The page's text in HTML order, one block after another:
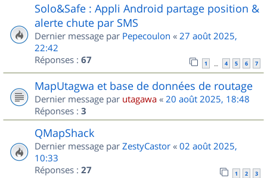
Solo&Safe : Appli Android partage position &
alerte chute par SMS
Dernier message par Pepecoulon « 27 août 2025,
22:42
Réponses : 67 1 … 4 5 6 7
MapUtagwa et base de données de routage
Dernier message par utagawa « 20 août 2025, 18:48
Réponses : 3
QMapShack
Dernier message par ZestyCastor « 02 août 2025,
10:33
Réponses : 27 1 2 3